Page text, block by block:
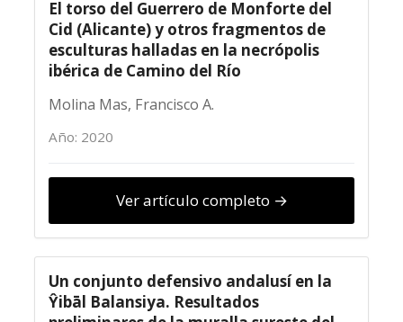
El torso del Guerrero de Monforte del
Cid (Alicante) y otros fragmentos de
esculturas halladas en la necrópolis
ibérica de Camino del Río
Molina Mas, Francisco A.
Año: 2020
Ver artículo completo →
Un conjunto defensivo andalusí en la
Ŷibāl Balansiya. Resultados